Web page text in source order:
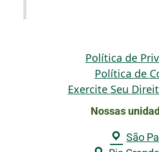
Política de
Política de
Exercite Seu
Nossas
São